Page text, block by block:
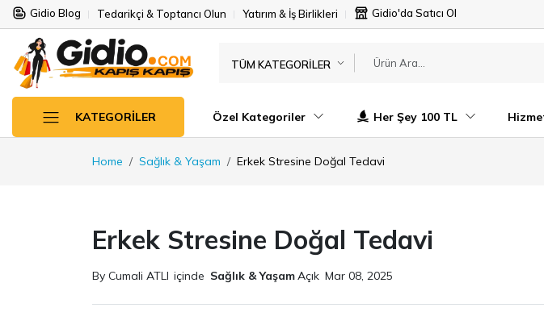
Gidio Blog Tedarikçi & Toptancı Olun Yatırım & İş Birlikleri Gidio'da Satıcı Ol
TÜM KATEGORILER
KATEGORILER Özel Kategoriler Her Şey 100 TL
Home Sağlık & Yaşam Erkek Stresine Doğal Tedavi
Erkek Stresine Doğal Tedavi
By Cumali ATLI içinde Sağlık & YaşamAçık Mar 08, 2025